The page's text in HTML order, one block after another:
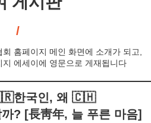
홈페이지 메인 화면에 소개가 되고,
에세이에 영문으로 게재됩니다
한국인, 왜 🇨🇭
? [長靑年, 늘 푸른 마음]